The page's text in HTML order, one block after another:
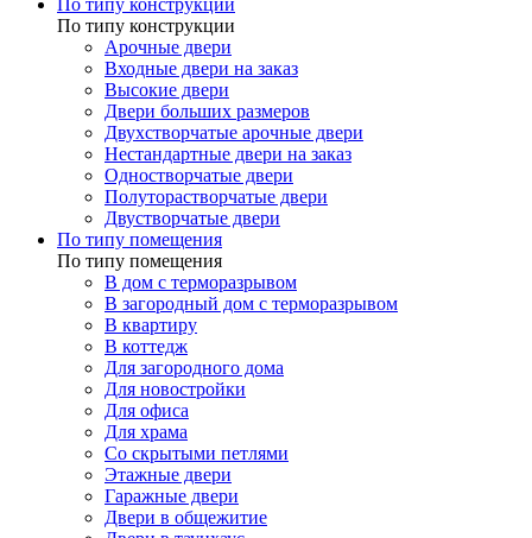
По типу конструкции
По типу конструкции
Арочные двери
Входные двери на заказ
Высокие двери
Двери больших размеров
Двухстворчатые арочные двери
Нестандартные двери на заказ
Одностворчатые двери
Полуторастворчатые двери
Двустворчатые двери
По типу помещения
По типу помещения
В дом с терморазрывом
В загородный дом с терморазрывом
В квартиру
В коттедж
Для загородного дома
Для новостройки
Для офиса
Для храма
Со скрытыми петлями
Этажные двери
Гаражные двери
Двери в общежитие